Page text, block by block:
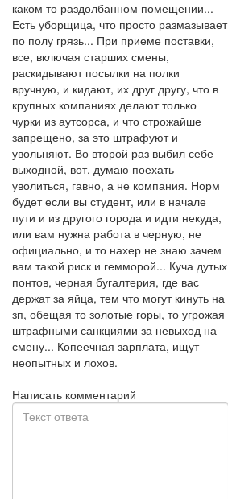
каком то раздолбанном помещении...
Есть уборщица, что просто размазывает
по полу грязь... При приеме поставки,
все, включая старших смены,
раскидывают посылки на полки
вручную, и кидают, их друг другу, что в
крупных компаниях делают только
чурки из аутсорса, и что строжайше
запрещено, за это штрафуют и
увольняют. Во второй раз выбил себе
выходной, вот, думаю поехать
уволиться, гавно, а не компания. Норм
будет если вы студент, или в начале
пути и из другого города и идти некуда,
или вам нужна работа в черную, не
официально, и то нахер не знаю зачем
вам такой риск и гемморой... Куча дутых
понтов, черная бугалтерия, где вас
держат за яйца, тем что могут кинуть на
зп, обещая то золотые горы, то угрожая
штрафными санкциями за невыход на
смену... Копеечная зарплата, ищут
неопытных и лохов.
Написать комментарий